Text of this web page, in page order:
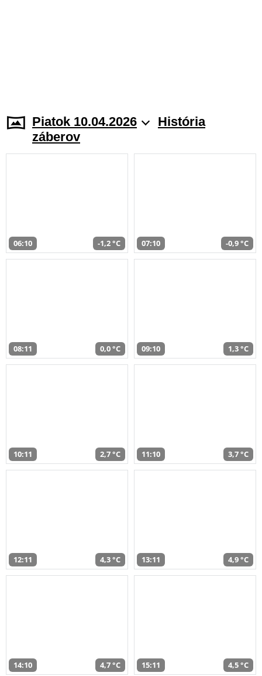
Piatok 10.04.2026
História
záberov
06:10 -1,2 °C 07:10 -0,9 °C
08:11 0,0 °C 09:10 1,3 °C
10:11 2,7 °C 11:10 3,7 °C
12:11 4,3 °C 13:11 4,9 °C
14:10 4,7 °C 15:11 4,5 °C